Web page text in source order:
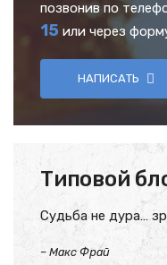
позвонив по
15 или через
НАПИСАТЬ
Типовой
Судьба не дура…
– Макс Фрай